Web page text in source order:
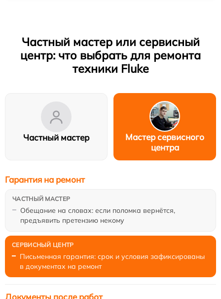
Частный мастер или сервисный
центр: что выбрать для ремонта
техники Fluke
Частный мастер
Мастер сервисного
центра
Обещание на словах: если поломка вернётся,
предъявить претензию некому
Гарантия на ремонт
Письменная гарантия: срок и условия зафиксированы
в документах на ремонт
Документы после работ